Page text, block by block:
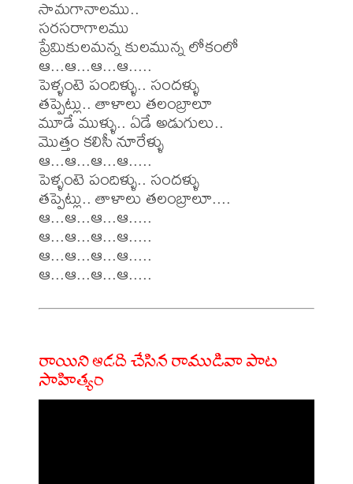
సామగానాలము..
సరసరాగాలము
ప్రేమికులమన్న కులమున్న లోకంలో
ఆ...ఆ...ఆ...ఆ.....
పెళ్ళంటె పందిళ్ళు.. సందళ్ళు
తప్పెట్లు.. తాళాలు తలంబ్రాలూ
మూడే ముళ్ళు.. ఏడే అడుగులు..
మొత్తం కలిసీ నూరేళ్ళు
ఆ...ఆ...ఆ...ఆ.....
పెళ్ళంటె పందిళ్ళు.. సందళ్ళు
తప్పెట్లు.. తాళాలు తలంబ్రాలూ....
ఆ...ఆ...ఆ...ఆ.....
ఆ...ఆ...ఆ...ఆ.....
ఆ...ఆ...ఆ...ఆ.....
రాయిని ఆడది చేసిన రాముడివా పాట
సాహిత్యం